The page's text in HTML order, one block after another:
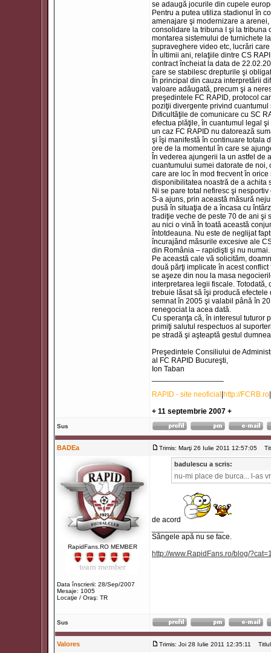
se adaugă jocurile din cupele
Pentru a putea utiliza stadionul în
amenajare şi modernizare a
consolidare la tribuna I şi la tribuna
montarea sistemului de turnichete
supraveghere video etc, lucrări
În ultimii ani, relaţiile dintre CS
contract încheiat la data de
care se stabilesc drepturile şi
În principal din cauza interpretării
valoare adăugată, precum şi a
preşedintele FC RAPID, protocol
poziţii divergente privind cuantumul
Dificultăţile de comunicare cu SC
efectua plăţile, în cuantumul legal
un caz FC RAPID nu datorează
şi îşi manifestă în continuare totala
ore de la momentul în care se
În vederea ajungerii la un astfel de
cuantumului sumei datorate de noi,
care are loc în mod frecvent în
disponibilitatea noastră de a achita
Ni se pare total nefiresc şi
S-a ajuns, prin această măsură
pusă în situaţia de a încasa cu
tradiţie veche de peste 70 de ani şi
au nici o vină în toată această
întotdeauna. Nu este de neglijat
încurajând măsurile excesive ale
din România – rapidişti şi nu numai.
Pe această cale vă solicităm,
două părţi implicate în acest
se aşeze din nou la masa
interpretarea legii fiscale.
trebuie lăsat să îşi producă
semnat în 2005 şi valabil până în
renegociat la acea dată.
Cu speranţa că, în interesul tuturor
primiţi salutul respectuos al
pe stradă şi aşteaptă gestul
Preşedintele Consiliului de
al FC RAPID Bucureşti,
Ion Taban
RAPID - site neoficial http://FCRB.ro
+ 11 septembrie 2007 +
Sus
BADEa Trimis: Marţi 26 Iulie 2011 12:57:05
RapidFans.RO MEMBER
Data înscrierii: 28/Sep/2007
Mesaje: 1005
Locaţie / Oraş: TR
badulescu a scris:
nu-mi place de burca... l-as
de acord
Sângele apă nu se face.
http://www.RapidFans.ro/blog/
Sus
Valores Trimis: Joi 28 Iulie 2011 12:35:11 Titlul